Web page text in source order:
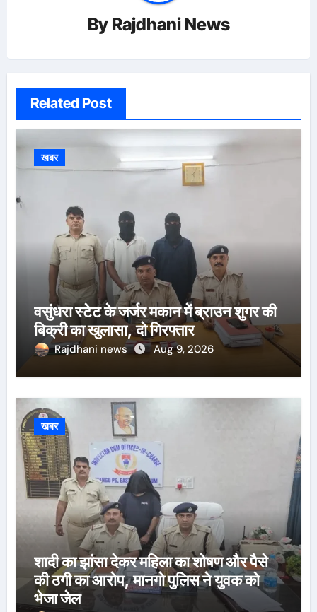
By Rajdhani News
Related Post
खबर
वसुंधरा स्टेट के जर्जर मकान में ब्राउन शुगर की
बिक्री का खुलासा, दो गिरफ्तार
Rajdhani news Aug 9, 2026
खबर
शादी का झांसा देकर महिला का शोषण और पैसे
की ठगी का आरोप, मानगो पुलिस ने युवक को
भेजा जेल